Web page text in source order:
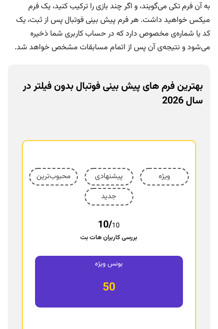
پ
ش
ت
ی
به آن فرم تکی می‌گویند، و اگر چند بازی را ترکیب کنید، یک فرم
میکس خواهید داشت. هر فرم پیش بینی فوتبال پس از ثبت، یک
کد یا شماره‌ی مخصوص دارد که در حساب کاربری شما ذخیره
می‌شود و نتیجه‌ی آن پس از اتمام مسابقات مشخص خواهد شد.
بهترین فرم های پیش بینی فوتبال بدون فیلتر در
سال 2026
ویژه پیشنهادی
محبوب‌ترین
جدید
10/10
بررسی کاربران هات بت
بونس ویژه
50